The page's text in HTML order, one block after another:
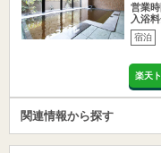
営業時
入浴
宿泊
楽天
関連情報から探す